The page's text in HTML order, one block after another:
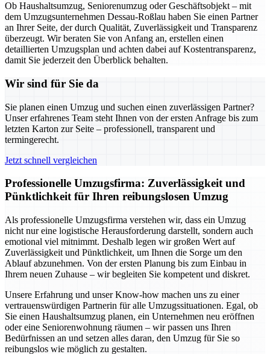
Ob Haushaltsumzug, Seniorenumzug oder Geschäftsobjekt – mit
dem Umzugsunternehmen Dessau-Roßlau haben Sie einen Partner
an Ihrer Seite, der durch Qualität, Zuverlässigkeit und Transparenz
überzeugt. Wir beraten Sie von Anfang an, erstellen einen
detaillierten Umzugsplan und achten dabei auf Kostentransparenz,
damit Sie jederzeit den Überblick behalten.
Wir sind für Sie da
Sie planen einen Umzug und suchen einen zuverlässigen Partner?
Unser erfahrenes Team steht Ihnen von der ersten Anfrage bis zum
letzten Karton zur Seite – professionell, transparent und
termingerecht.
Jetzt schnell vergleichen
Professionelle Umzugsfirma: Zuverlässigkeit und
Pünktlichkeit für Ihren reibungslosen Umzug
Als professionelle Umzugsfirma verstehen wir, dass ein Umzug
nicht nur eine logistische Herausforderung darstellt, sondern auch
emotional viel mitnimmt. Deshalb legen wir großen Wert auf
Zuverlässigkeit und Pünktlichkeit, um Ihnen die Sorge um den
Ablauf abzunehmen. Von der ersten Planung bis zum Einbau in
Ihrem neuen Zuhause – wir begleiten Sie kompetent und diskret.
Unsere Erfahrung und unser Know-how machen uns zu einer
vertrauenswürdigen Partnerin für alle Umzugssituationen. Egal, ob
Sie einen Haushaltsumzug planen, ein Unternehmen neu eröffnen
oder eine Seniorenwohnung räumen – wir passen uns Ihren
Bedürfnissen an und setzen alles daran, den Umzug für Sie so
reibungslos wie möglich zu gestalten.